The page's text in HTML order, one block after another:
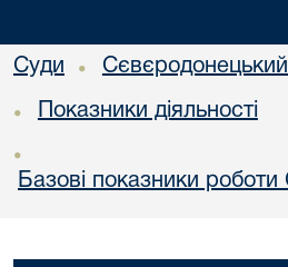
Суди • Сєвєродонецький
• Показники діяльності
•
Базові показники роботи